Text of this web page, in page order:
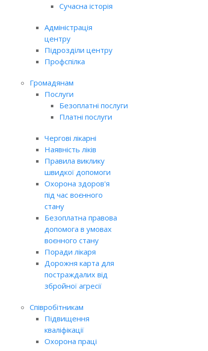
Сучасна історія
Адміністрація
центру
Підрозділи центру
Профспілка
Громадянам
Послуги
Безоплатні послуги
Платні послуги
Чергові лікарні
Наявність ліків
Правила виклику
швидкої допомоги
Охорона здоров'я
під час воєнного
стану
Безоплатна правова
допомога в умовах
воєнного стану
Поради лікаря
Дорожня карта для
постраждалих від
збройної агресії
Співробітникам
Підвищення
кваліфікації
Охорона праці